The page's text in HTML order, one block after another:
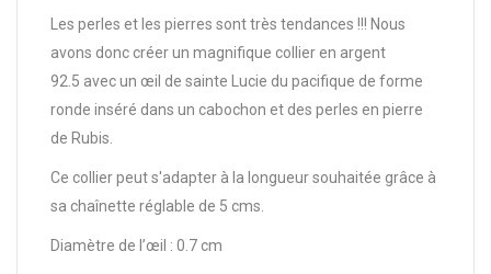
Les perles et les pierres sont très tendances !!! Nous
avons donc créer un magnifique collier en argent
92.5 avec un œil de sainte Lucie du pacifique de forme
ronde inséré dans un cabochon et des perles en pierre
de Rubis.
Ce collier peut s'adapter à la longueur souhaitée grâce à
sa chaînette réglable de 5 cms.
Diamètre de l’œil : 0.7 cm